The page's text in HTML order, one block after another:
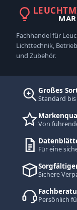
Fachhandel für
Lichttechnik,
und Zubehör.
Großes
Standard
Von
Für eine
Sichere
Persönlich